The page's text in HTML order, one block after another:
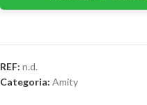
REF: n.d.
Categoria: Amity